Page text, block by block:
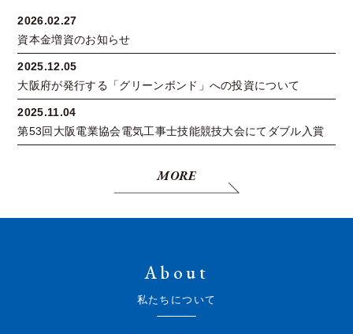
2026.02.27
資本金増資のお知らせ
2025.12.05
大阪府が発行する「グリーンボンド」への投資について
2025.11.04
第53回大阪電業協会電気工事士技能競技大会にてダブル入賞
MORE
About
私たちについて